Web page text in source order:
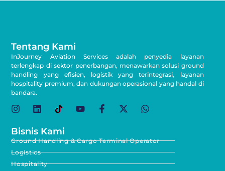
Tentang Kami
InJourney Aviation Services adalah penyedia layanan
terlengkap di sektor penerbangan, menawarkan solusi ground
handling yang efisien, logistik yang terintegrasi, layanan
hospitality premium, dan dukungan operasional yang handal di
bandara.
Bisnis Kami
Ground Handling & Cargo Terminal Operator
Logistics
Hospitality